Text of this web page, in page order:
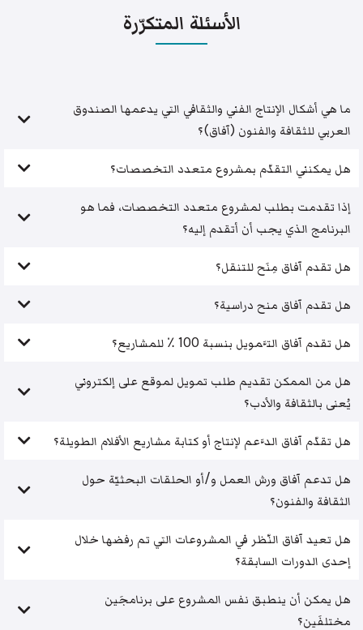
الأسئلة المتكرّرة
ما هي أشكال الإنتاج الفني والثقافي التي يدعمها الصندوق
العربي للثقافة والفنون (آفاق)؟
هل يمكنني التقدّم بمشروع متعدد التخصصات؟
إذا تقدمت بطلب لمشروع متعدد التخصصات، فما هو
البرنامج الذي يجب أن أتقدم إليه؟
هل تقدم آفاق مِنَح للتنقل؟
هل تقدم آفاق منح دراسية؟
هل تقدم آفاق التَّمويل بنسبة 100 ٪ للمشاريع؟
هل من الممكن تقديم طلب تمويل لموقع على إلكتروني
يُعنى بالثقافة والأدب؟
هل تقدّم آفاق الدَّعم لإنتاج أو كتابة مشاريع الأفلام الطويلة؟
هل تدعم آفاق ورش العمل و/أو الحلقات البحثيّة حول
الثقافة والفنون؟
هل تعيد آفاق النّظر في المشروعات التي تم رفضها خلال
إحدى الدورات السابقة؟
هل يمكن أن ينطبق نفس المشروع على برنامجَين
مختلفَين؟